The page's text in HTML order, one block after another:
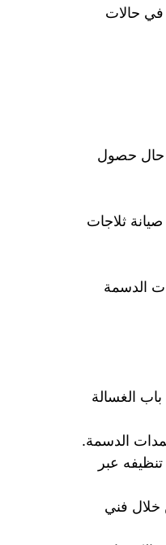
في حالات
حال حصول
ثلاجات
الدسمة
الغسالة
الدسمة.
عبر
خلال فني